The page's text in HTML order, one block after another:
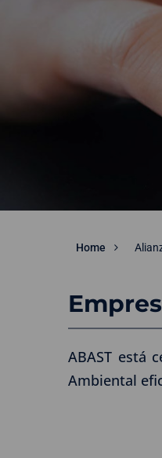
Home
ABAST está
Ambiental